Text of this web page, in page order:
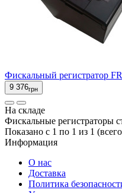
Фискальный регистратор
9 376грн
На складе
Фискальные регистраторы
Показано с 1 по 1 из 1
Информация
О нас
Доставка
Политика